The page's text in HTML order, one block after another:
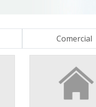
Comercial